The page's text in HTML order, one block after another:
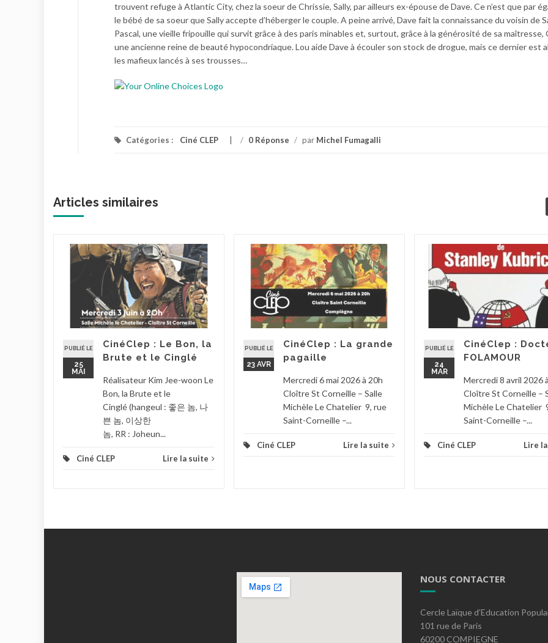
trouvent refuge à Atlantic City, chez la soeur de Chrissie, Sally, par ailleurs ex-épouse de Dave. Ce n’est que par
le bébé de sa soeur que Sally accepte d’héberger le couple. A peine arrivé, Dave fait la connaissance du voisin de
Pascal, une vieille fripouille qui survit grâce à des paris minables et, surtout, grâce à la générosité de sa maîtresse,
une ancienne reine de beauté hypocondriaque. Lou aide Dave à écouler son stock de drogue, mais ce dernier est
les mafieux lancés à ses trousses…
Catégories : Ciné CLEP / 0 Réponse / par Michel Fumagalli
Articles similaires
PUBLIÉ LE
25
MAI
CinéClep : Le Bon, la
Brute et le Cinglé
Réalisateur Kim Jee-woon Le
Bon, la Brute et le
Cinglé (hangeul : 좋은 놈, 나
쁜 놈, 이상한
놈, RR : Joheun...
Ciné CLEP Lire la suite
PUBLIÉ LE
23 AVR
CinéClep : La grande
pagaille
Mercredi 6 mai 2026 à 20h
Cloître St Corneille – Salle
Michèle Le Chatelier 9, rue
Saint-Corneille –...
Ciné CLEP Lire la suite
PUBLIÉ LE
24
MAR
CinéClep :
FOLAMOUR
Mercredi 8 avril 2026
Cloître St Corneille –
Michèle Le Chatelier
Saint-Corneille –...
Ciné CLEP Lire
NOUS CONTACTER
Cercle Laïque d’Education
101 rue de Paris
60200 COMPIEGNE